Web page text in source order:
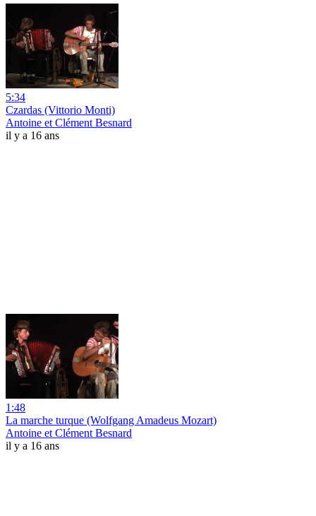
5:34
Czardas (Vittorio Monti)
Antoine et Clément Besnard
il y a 16 ans
1:48
La marche turque (Wolfgang Amadeus Mozart)
Antoine et Clément Besnard
il y a 16 ans